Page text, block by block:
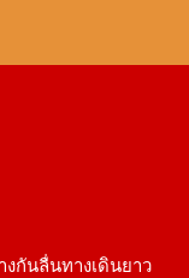
งกันลื่นทางเดินยาว